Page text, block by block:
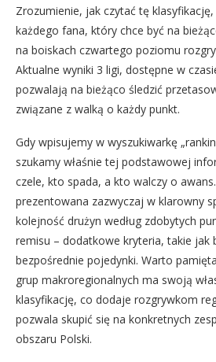
Zrozumienie, jak czytać tę
każdego fana, który chce być na
na boiskach czwartego poziomu
Aktualne wyniki 3 ligi, dostępne w
pozwalają na bieżąco śledzić
związane z walką o każdy punkt.
Gdy wpisujemy w wyszukiwarkę
szukamy właśnie tej podstawowej
czele, kto spada, a kto walczy o
prezentowana zazwyczaj w klarowny
kolejność drużyn według zdobytych
remisu – dodatkowe kryteria, takie jak
bezpośrednie pojedynki. Warto
grup makroregionalnych ma swoją
klasyfikację, co dodaje rozgrywkom
pozwala skupić się na konkretnych
obszaru Polski.